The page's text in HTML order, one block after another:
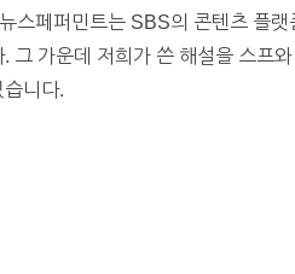
스페퍼민트는 SBS의 콘텐츠 플
. 그 가운데 저희가 쓴 해설을 스프
습니다.